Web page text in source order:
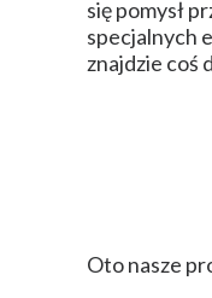
się pomysł
specjalnych
znajdzie coś
Oto nasze